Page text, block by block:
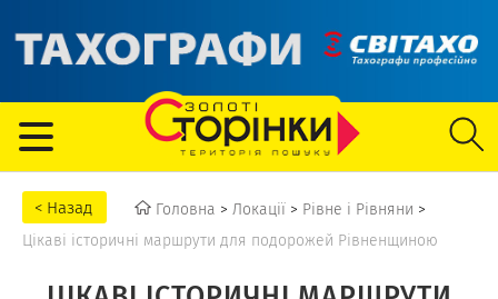
Головна > Локації > Рівне і Рівняни >
Цікаві історичні маршрути для подорожей Рівненщиною